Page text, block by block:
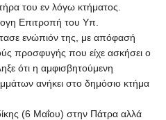
του εν λόγω κτήματος.
Επιτροπή του Υπ.
ενώπιόν της, με απόφασή
προσφυγής που είχε ασκήσει ο
ότι η αμφισβητούμενη
ανήκει στο δημόσιο κτήμα
(6 Μαΐου) στην Πάτρα αλλά